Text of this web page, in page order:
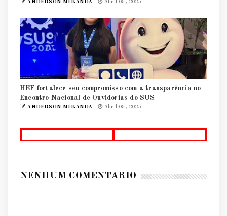
ANDERSON MIRANDA Abril 03, 2025
HEF fortalece seu compromisso com a transparência no
Encontro Nacional de Ouvidorias do SUS
ANDERSON MIRANDA Abril 03, 2025
NENHUM COMENTÁRIO